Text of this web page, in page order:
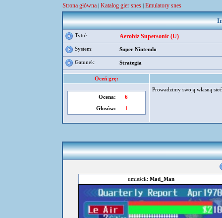
Strona główna | Katalog gier snes | Emulatory snes
Tytuł: Aerobiz Supersonic (U)
System: Super Nintendo
Gatunek: Strategia
Oceń grę:
Ocena:
6
Głosów:
1
Prowadzimy swoją własną
umieścił: Mad_Man